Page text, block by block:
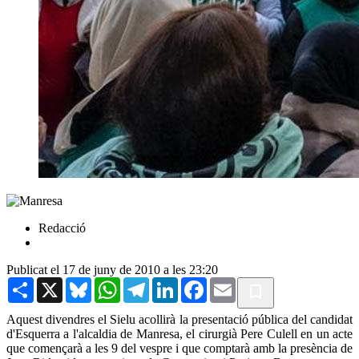
Redacció
Publicat el 17 de juny de 2010 a les 23:20
Share X BlueskyWhatsAppTelegramLinkedInFacebook
Email
Aquest divendres el Sielu acollirà la presentació pública del candidat
d'Esquerra a l'alcaldia de Manresa, el cirurgià Pere Culell en un acte
que començarà a les 9 del vespre i que comptarà amb la presència de